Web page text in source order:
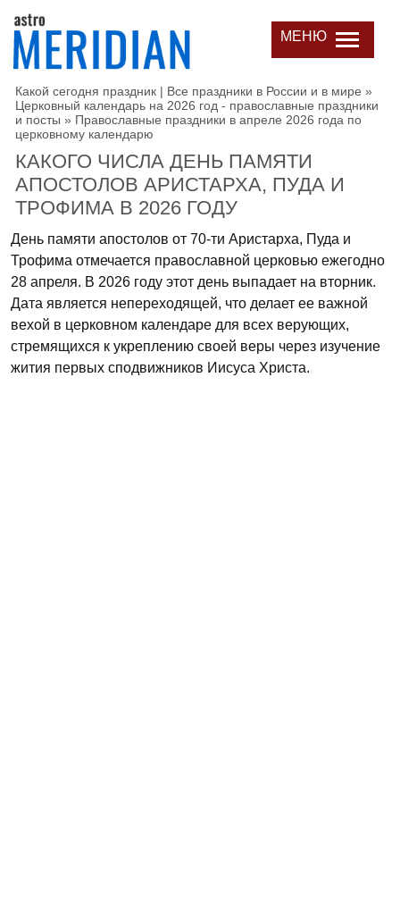
МЕНЮ
Какой сегодня праздник | Все праздники в России и в мире »
Церковный календарь на 2026 год - православные праздники
и посты » Православные праздники в апреле 2026 года по
церковному календарю
КАКОГО ЧИСЛА ДЕНЬ ПАМЯТИ
АПОСТОЛОВ АРИСТАРХА, ПУДА И
ТРОФИМА В 2026 ГОДУ
День памяти апостолов от 70-ти Аристарха, Пуда и
Трофима отмечается православной церковью ежегодно
28 апреля. В 2026 году этот день выпадает на вторник.
Дата является непереходящей, что делает ее важной
вехой в церковном календаре для всех верующих,
стремящихся к укреплению своей веры через изучение
жития первых сподвижников Иисуса Христа.